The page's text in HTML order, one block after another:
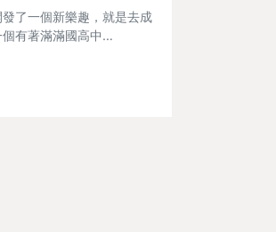
了一個新樂趣，就是去成
有著滿滿國高中…